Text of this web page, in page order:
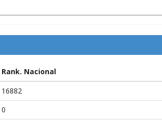
Rank. Nacional
16882
0